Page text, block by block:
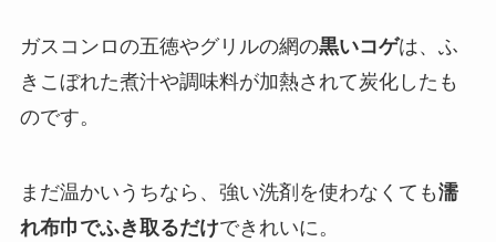
ガスコンロの五徳やグリルの網の黒いコゲは、ふ
きこぼれた煮汁や調味料が加熱されて炭化したも
のです。
まだ温かいうちなら、強い洗剤を使わなくても濡
れ布巾でふき取るだけできれいに。